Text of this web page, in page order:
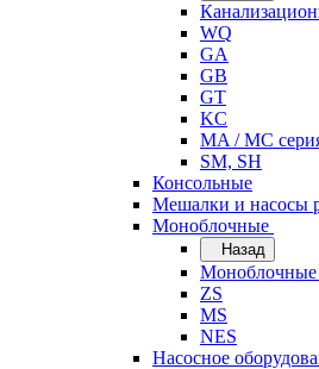
WQ
GA
GB
GT
KC
MA / MC
SM, SH
Консольные
Мешалки и насосы
Моноблочные
Назад
Моноблочные
ZS
MS
NES
Насосное